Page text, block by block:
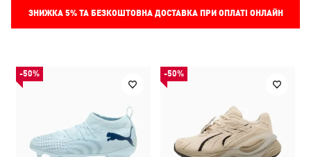
ЗНИЖКА 5%ТА БЕЗКОШТОВНА ДОСТАВКА ПРИ ОПЛАТІ ОНЛАЙН
-50% -50%